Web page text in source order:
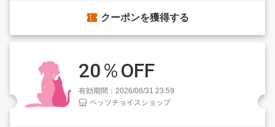
クーポンを獲得する
20％OFF
有効期間：2026/08/31 23:59
ペッツチョイスショップ